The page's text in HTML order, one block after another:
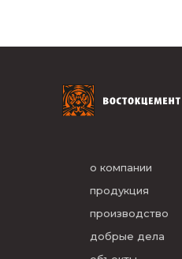
о компании
продукция
производство
добрые дела